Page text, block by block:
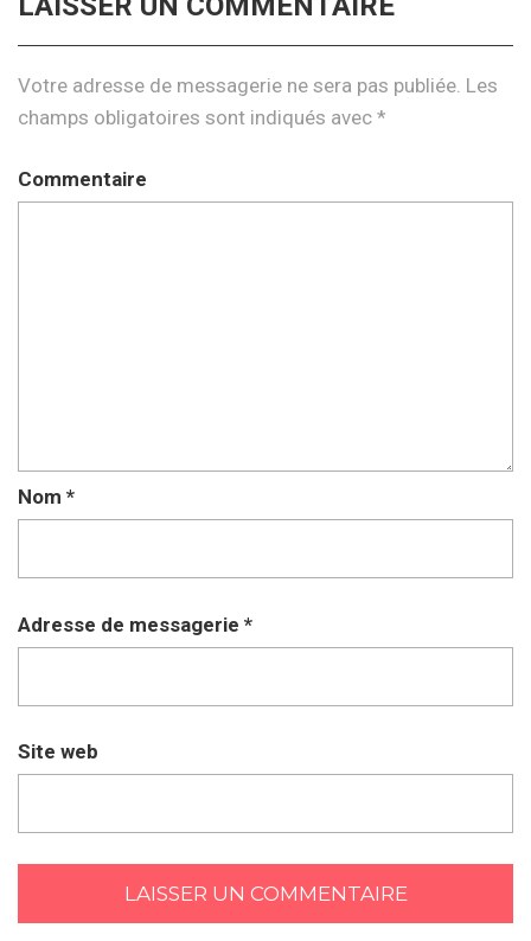
Votre adresse de messagerie ne sera pas publiée. Les
champs obligatoires sont indiqués avec *
Commentaire
Nom *
Adresse de messagerie *
Site web